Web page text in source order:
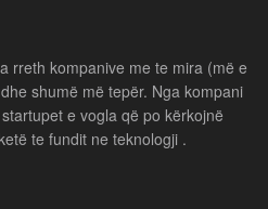
rreth kompanive me te mira (më e
shumë më tepër. Nga kompani
e vogla që po kërkojnë
te fundit ne teknologji .